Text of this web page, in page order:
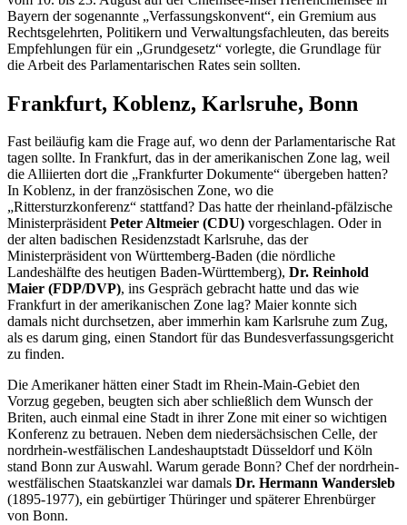
Bayern der sogenannte „Verfassungskonvent“, ein Gremium aus
Rechtsgelehrten, Politikern und Verwaltungsfachleuten, das bereits
Empfehlungen für ein „Grundgesetz“ vorlegte, die Grundlage für
die Arbeit des Parlamentarischen Rates sein sollten.
Frankfurt, Koblenz, Karlsruhe, Bonn
Fast beiläufig kam die Frage auf, wo denn der Parlamentarische Rat
tagen sollte. In Frankfurt, das in der amerikanischen Zone lag, weil
die Alliierten dort die „Frankfurter Dokumente“ übergeben hatten?
In Koblenz, in der französischen Zone, wo die
„Rittersturzkonferenz“ stattfand? Das hatte der rheinland-pfälzische
MinisterpräsidentPeter Altmeier (CDU) vorgeschlagen. Oder in
der alten badischen Residenzstadt Karlsruhe, das der
Ministerpräsident von Württemberg-Baden (die nördliche
Landeshälfte des heutigen Baden-Württemberg), Dr. Reinhold
Maier (FDP/DVP), ins Gespräch gebracht hatte und das wie
Frankfurt in der amerikanischen Zone lag? Maier konnte sich
damals nicht durchsetzen, aber immerhin kam Karlsruhe zum Zug,
als es darum ging, einen Standort für das Bundesverfassungsgericht
zu finden.
Die Amerikaner hätten einer Stadt im Rhein-Main-Gebiet den
Vorzug gegeben, beugten sich aber schließlich dem Wunsch der
Briten, auch einmal eine Stadt in ihrer Zone mit einer so wichtigen
Konferenz zu betrauen. Neben dem niedersächsischen Celle, der
nordrhein-westfälischen Landeshauptstadt Düsseldorf und Köln
stand Bonn zur Auswahl. Warum gerade Bonn? Chef der nordrhein-
westfälischen Staatskanzlei war damals Dr. Hermann Wandersleb
(1895-1977), ein gebürtiger Thüringer und späterer Ehrenbürger
von Bonn.